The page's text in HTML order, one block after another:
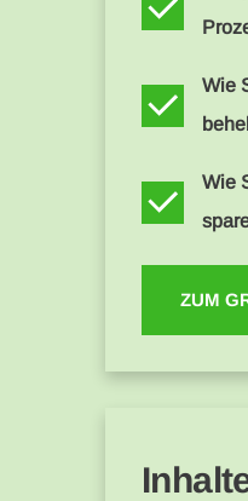
Wie
Wie
ZUM